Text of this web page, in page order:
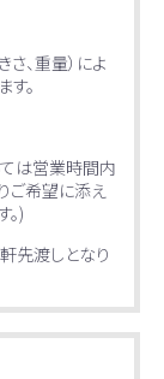
、重量）によ
。
は営業時間内
ご希望に添え
)
先渡しとなり